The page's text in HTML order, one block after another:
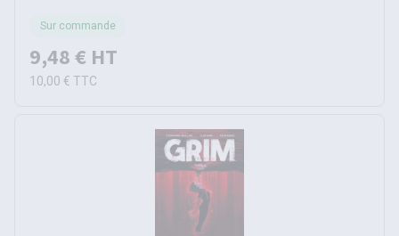
Sur commande
9,48 € HT
10,00 € TTC